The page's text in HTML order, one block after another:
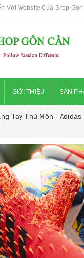
Với Website Của Shop Gôn
GIỚI THIỆU SẢN
Tay Thủ Môn - Adidas